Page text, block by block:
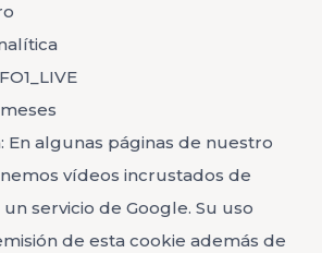
En algunas páginas de nuestro
vídeos incrustados de
servicio de Google. Su uso
de esta cookie además de